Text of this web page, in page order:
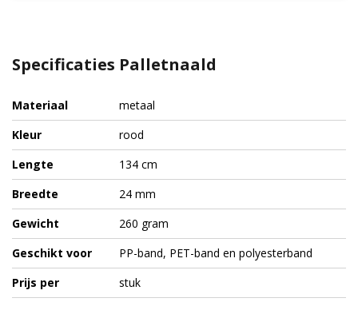
Specificaties Palletnaald
Materiaal
metaal
Kleur
rood
Lengte
134 cm
Breedte
24 mm
Gewicht
260 gram
Geschikt voor
PP-band, PET-band en polyesterband
Prijs per
stuk